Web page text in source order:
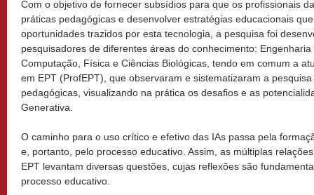
Com o objetivo de fornecer subsídios para que os profissionais
práticas pedagógicas e desenvolver estratégias educacionais
oportunidades trazidos por esta tecnologia, a pesquisa foi
pesquisadores de diferentes áreas do conhecimento:
Computação, Física e Ciências Biológicas, tendo em comum a
em EPT (ProfEPT), que observaram e sistematizaram a
pedagógicas, visualizando na prática os desafios e as
Generativa.
O caminho para o uso crítico e efetivo das IAs passa pela
e, portanto, pelo processo educativo. Assim, as múltiplas
EPT levantam diversas questões, cujas reflexões são
processo educativo.